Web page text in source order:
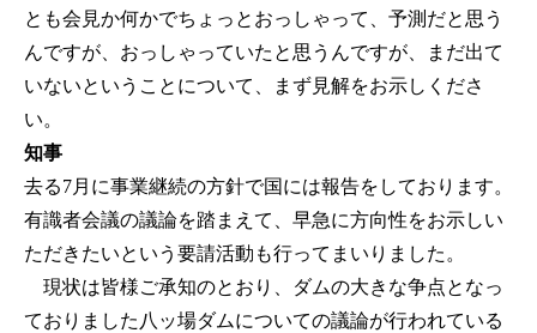
とも会見か何かでちょっとおっしゃって、予測だと思う
んですが、おっしゃっていたと思うんですが、まだ出て
いないということについて、まず見解をお示しくださ
い。
知事
去る7月に事業継続の方針で国には報告をしております。
有識者会議の議論を踏まえて、早急に方向性をお示しい
ただきたいという要請活動も行ってまいりました。
現状は皆様ご承知のとおり、ダムの大きな争点となっ
ておりました八ッ場ダムについての議論が行われている